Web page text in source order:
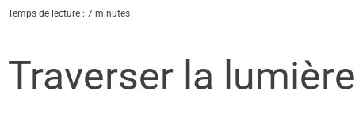
Temps de lecture : 7 minutes
Traverser la lumière